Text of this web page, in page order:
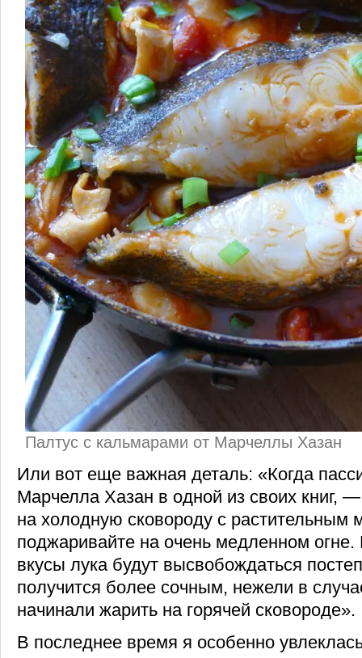
Палтус с кальмарами от Марчеллы Хазан
Или вот еще важная деталь: «Когда
Марчелла Хазан в одной из своих книг,
на холодную сковороду с растительным
поджаривайте на очень медленном огне.
вкусы лука будут высвобождаться
получится более сочным, нежели в
начинали жарить на горячей сковороде».
В последнее время я особенно